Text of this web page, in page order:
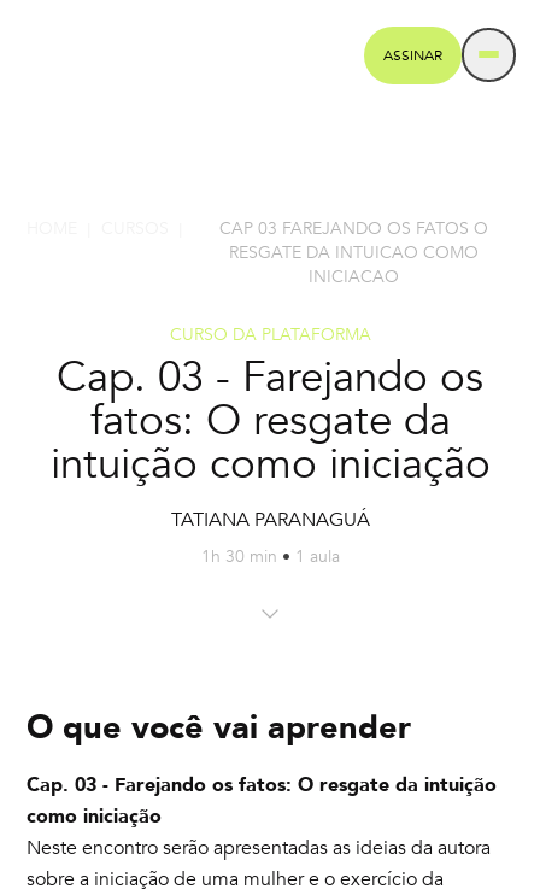
ASSINAR
CAP 03 FAREJANDO OS FATOS O
RESGATE DA INTUICAO COMO
INICIACAO
CURSO DA PLATAFORMA
Cap. 03 - Farejando os
fatos: O resgate da
intuição como iniciação
TATIANA PARANAGUÁ
1h 30 min • 1 aula
O que você vai aprender
Cap. 03 - Farejando os fatos: O resgate da intuição
como iniciação
Neste encontro serão apresentadas as ideias da autora
sobre a iniciação de uma mulher e o exercício da